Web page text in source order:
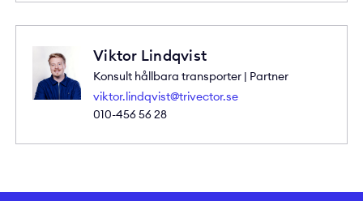
Viktor Lindqvist
Konsult hållbara transporter | Partner
viktor.lindqvist@trivector.se
010-456 56 28